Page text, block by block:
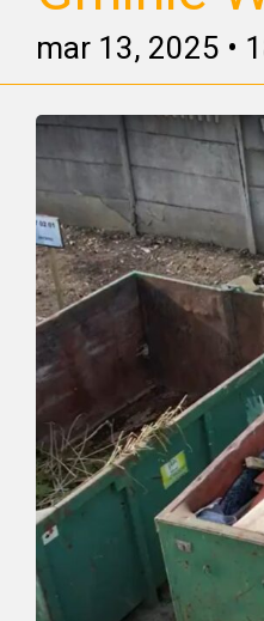
mar 13, 2025 •